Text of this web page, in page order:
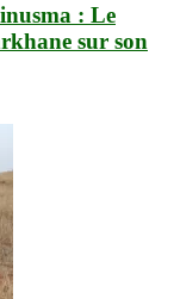
: Le
sur son